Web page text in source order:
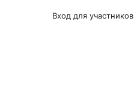
Вход для участников